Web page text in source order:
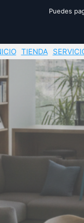
Puedes
TIENDA